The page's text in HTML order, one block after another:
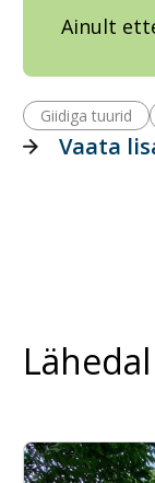
Ainult
Giidiga tuurid
Vaata